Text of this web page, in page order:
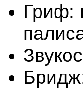
Гриф: